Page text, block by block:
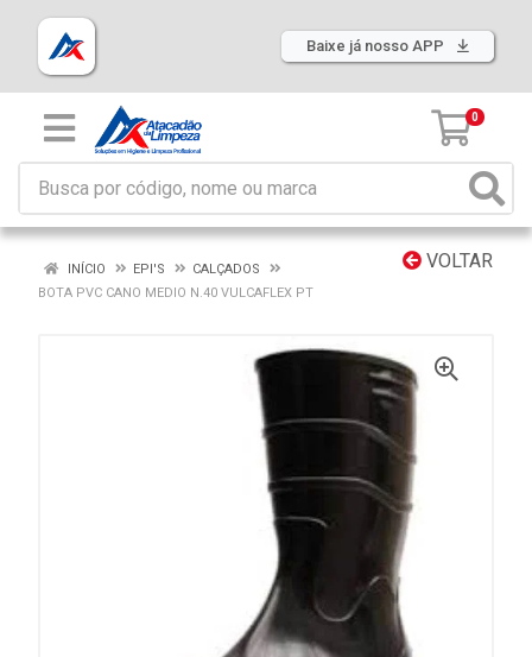
Baixe já nosso APP
0
VOLTAR
INÍCIO EPI'S
CALÇADOS
BOTA PVC CANO MEDIO N.40 VULCAFLEX PT